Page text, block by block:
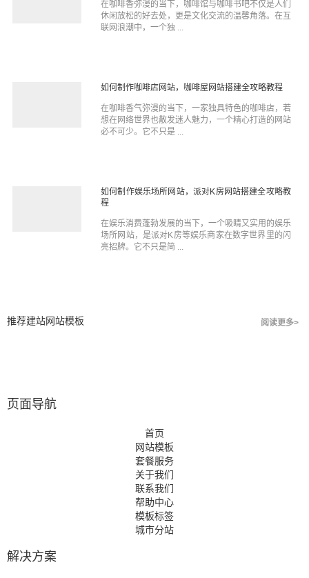
在咖啡香弥漫的当下，咖啡馆与咖啡书吧不仅是人们
休闲放松的好去处，更是文化交流的温馨角落。在互
联网浪潮中，一个独 ...
如何制作咖啡店网站，咖啡屋网站搭建全攻略教程
在咖啡香气弥漫的当下，一家独具特色的咖啡店，若
想在网络世界也散发迷人魅力，一个精心打造的网站
必不可少。它不只是 ...
如何制作娱乐场所网站，派对K房网站搭建全攻略教
程
在娱乐消费蓬勃发展的当下，一个吸睛又实用的娱乐
场所网站，是派对K房等娱乐商家在数字世界里的闪
亮招牌。它不只是简 ...
推荐建站网站模板 阅读更多>
页面导航
首页
网站模板
套餐服务
关于我们
联系我们
帮助中心
模板标签
城市分站
解决方案